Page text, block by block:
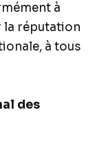
à
la réputation
à tous
des